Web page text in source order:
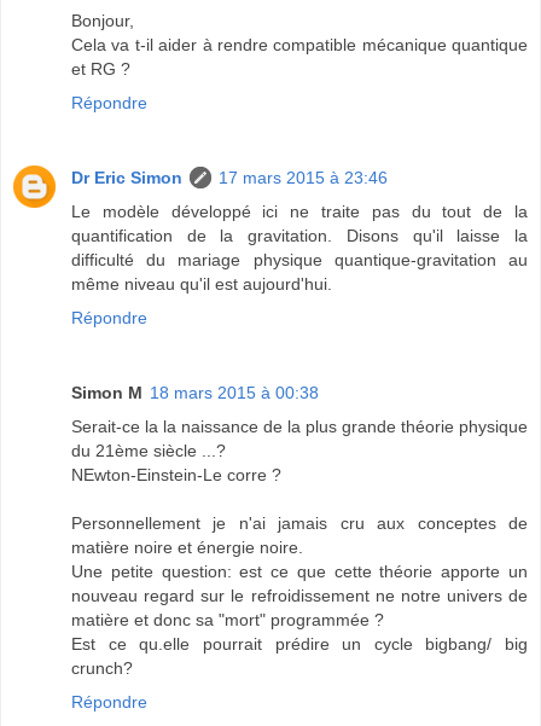
Bonjour,
Cela va t-il aider à rendre compatible mécanique quantique
et RG ?
Répondre
Dr Eric Simon
17 mars 2015 à 23:46
Le modèle développé ici ne traite pas du tout de la
quantification de la gravitation. Disons qu'il laisse la
difficulté du mariage physique quantique-gravitation au
même niveau qu'il est aujourd'hui.
Répondre
Simon M 18 mars 2015 à 00:38
Serait-ce la la naissance de la plus grande théorie physique
du 21ème siècle ...?
NEwton-Einstein-Le corre ?
Personnellement je n'ai jamais cru aux conceptes de
matière noire et énergie noire.
Une petite question: est ce que cette théorie apporte un
nouveau regard sur le refroidissement ne notre univers de
matière et donc sa "mort" programmée ?
Est ce qu.elle pourrait prédire un cycle bigbang/ big
crunch?
Répondre